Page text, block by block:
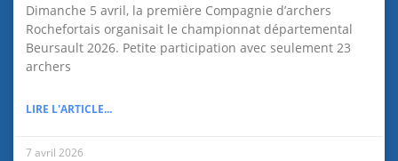
Dimanche 5 avril, la première Compagnie d’archers
Rochefortais organisait le championnat départemental
Beursault 2026. Petite participation avec seulement 23
archers
LIRE L'ARTICLE...
7 avril 2026